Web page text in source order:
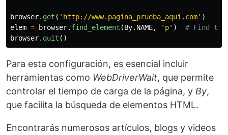
browser. get ( ' http://www.pagina_prueba_aqui.com' )
elem = browser. find_element (By. NAME, ' p' )
browser. quit ()
Para esta configuración, es esencial incluir
herramientas como WebDriverWait, que permite
controlar el tiempo de carga de la página, y By,
que facilita la búsqueda de elementos HTML.
Encontrarás numerosos artículos, blogs y videos